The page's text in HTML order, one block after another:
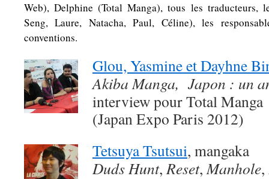
Web), Delphine (Total Manga), tous les traducteurs,
Seng, Laure, Natacha, Paul, Céline), les
conventions.
Glou, Yasmine et Dayhne
Akiba Manga, Japon : un
interview pour Total Manga
(Japan Expo Paris 2012)
Tetsuya Tsutsui, mangaka
Duds Hunt,Reset,Manhole,